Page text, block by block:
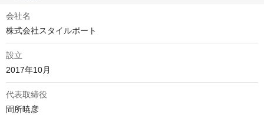
会社名
株式会社スタイルポート
設立
2017年10月
代表取締役
間所暁彦